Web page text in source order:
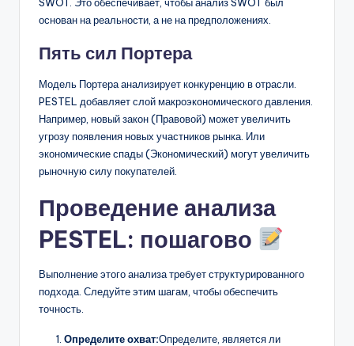
основан на реальности, а не на предположениях.
Пять сил Портера
Модель Портера анализирует конкуренцию в отрасли.
PESTEL добавляет слой макроэкономического давления.
Например, новый закон (Правовой) может увеличить
угрозу появления новых участников рынка. Или
экономические спады (Экономический) могут увеличить
рыночную силу покупателей.
Проведение анализа
PESTEL: пошагово
Выполнение этого анализа требует структурированного
подхода. Следуйте этим шагам, чтобы обеспечить
точность.
Определите охват:Определите, является ли